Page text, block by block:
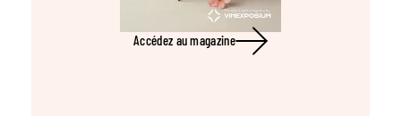
Accédez au magazine